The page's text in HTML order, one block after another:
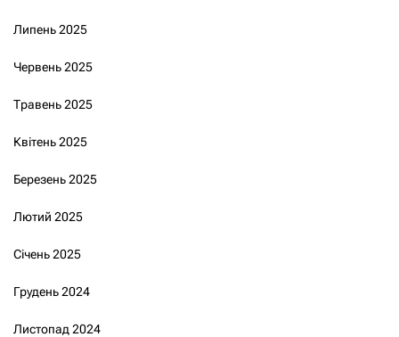
Липень 2025
Червень 2025
Травень 2025
Квітень 2025
Березень 2025
Лютий 2025
Січень 2025
Грудень 2024
Листопад 2024